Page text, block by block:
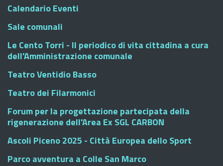
Calendario Eventi
Sale comunali
Le Cento Torri - Il periodico di vita cittadina a cura
dell'Amministrazione comunale
Teatro Ventidio Basso
Teatro dei Filarmonici
Forum per la progettazione partecipata della
rigenerazione dell'Area Ex SGL CARBON
Ascoli Piceno 2025 - Città Europea dello Sport
Parco avventura a Colle San Marco